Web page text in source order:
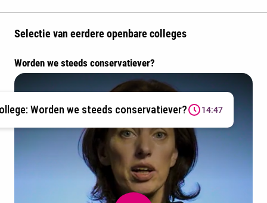
Selectie van eerdere openbare colleges
Worden we steeds conservatiever?
Worden we steeds conservatiever? 14:47